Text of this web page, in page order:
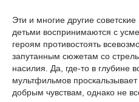
Эти и многие другие
детьми воспринимаются с
героям противостоять
запутанным сюжетам со
насилия. Да, где-то в глубине
мультфильмов
добрым чувствам, однако не